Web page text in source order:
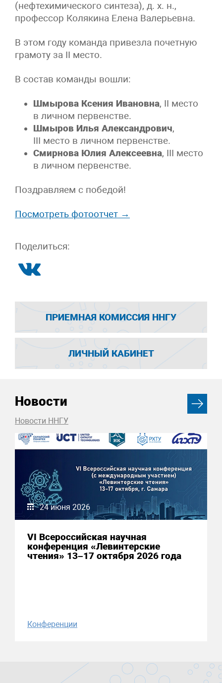
(нефтехимического синтеза), д. х. н.,
профессор Колякина Елена Валерьевна.
В этом году команда привезла почетную
грамоту за II место.
В состав команды вошли:
Шмырова Ксения Ивановна, II место
в личном первенстве.
Шмыров Илья Александрович,
III место в личном первенстве.
Смирнова Юлия Алексеевна, III место
в личном первенстве.
Поздравляем c победой!
Посмотреть фотоотчет →
Поделиться:
ПРИЕМНАЯ КОМИССИЯ ННГУ
ЛИЧНЫЙ КАБИНЕТ
Новости
Новости ННГУ
24 июня 2026
VI Всероссийская научная
конференция «Левинтерские
чтения» 13–17 октября 2026 года
Конференции